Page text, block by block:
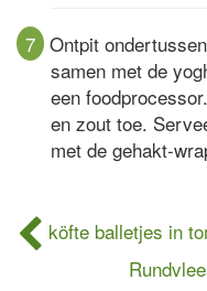
7 Ontpit
samen met de
een
en zout toe.
met de gehakt-
köfte balletjes in